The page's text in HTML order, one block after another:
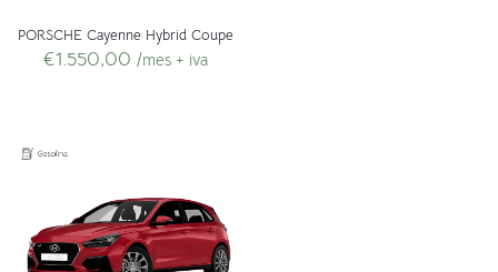
PORSCHE Cayenne Hybrid Coupe
€1.550,00 /mes + iva